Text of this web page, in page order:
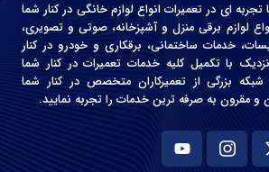
امداد از دهه 70 با تجربه ای در تعمیرات انواع لوازم خانگی در کنار شما
لوازم برقی منزل و آشپزخانه، صوتی و‌ تصویری،
خدمات ساختمانی، برقکاری و خودرو در کنار
با تکمیل کلیه خدمات تعمیرات در کنار شما
بزرگی از تعمیرکاران متخصص در کنار شما
و مقرون به صرفه ترین خدمات را تجربه نمایید.